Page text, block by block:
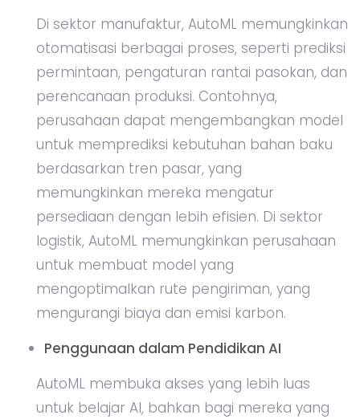
Di sektor manufaktur, AutoML memungkinkan
otomatisasi berbagai proses, seperti prediksi
permintaan, pengaturan rantai pasokan, dan
perencanaan produksi. Contohnya,
perusahaan dapat mengembangkan model
untuk memprediksi kebutuhan bahan baku
berdasarkan tren pasar, yang
memungkinkan mereka mengatur
persediaan dengan lebih efisien. Di sektor
logistik, AutoML memungkinkan perusahaan
untuk membuat model yang
mengoptimalkan rute pengiriman, yang
mengurangi biaya dan emisi karbon.
Penggunaan dalam Pendidikan AI
AutoML membuka akses yang lebih luas
untuk belajar AI, bahkan bagi mereka yang